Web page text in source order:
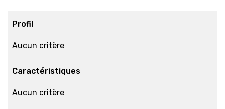
Profil
Aucun critère
Caractéristiques
Aucun critère